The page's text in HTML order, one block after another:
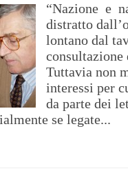
“Nazione e
distratto
lontano dal
Tuttavia non
interessi per
da parte dei
se legate...